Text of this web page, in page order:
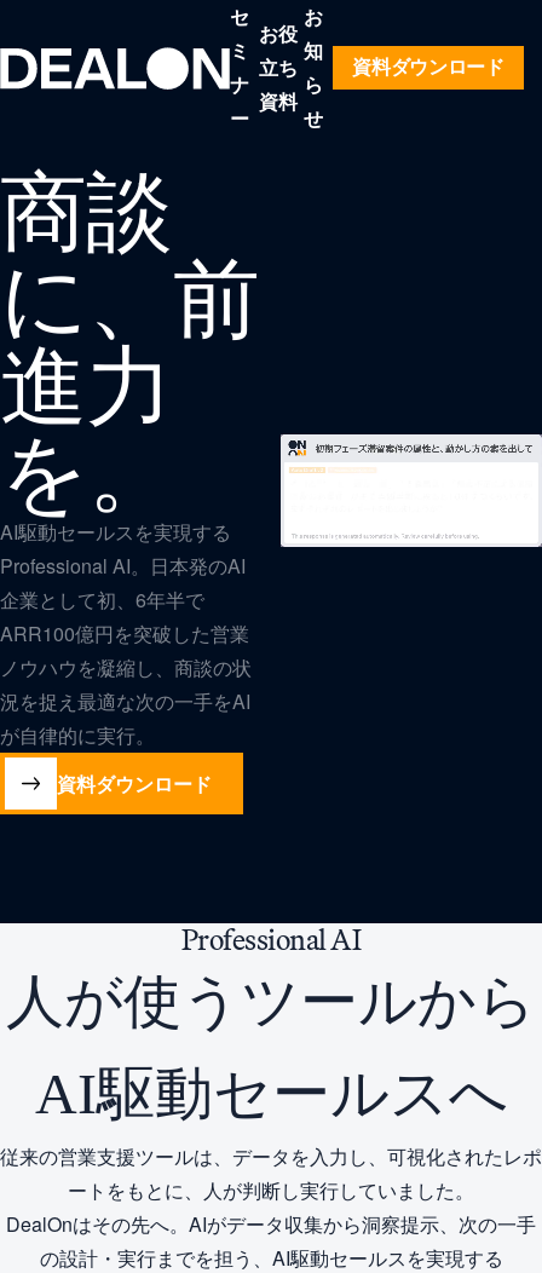
セ
ミ
ナ
ー
お役
立ち
資料
お
知
ら
せ
資料ダウンロード
商談
に、前
進力
を。
AI駆動セールスを実現する
Professional AI。日本発のAI
企業として初、6年半で
ARR100億円を突破した営業
ノウハウを凝縮し、商談の状
況を捉え最適な次の一手をAI
が自律的に実行。
資料ダウンロード
ProfessionalAI
人が使うツールから
AI駆動セールスへ
従来の営業支援ツールは、データを入力し、可視化されたレポ
ートをもとに、人が判断し実行していました。
DealOnはその先へ。AIがデータ収集から洞察提示、次の一手
の設計・実行までを担う、AI駆動セールスを実現する